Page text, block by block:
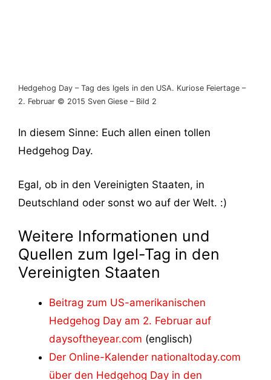
Hedgehog Day – Tag des Igels in den USA. Kuriose Feiertage –
2. Februar © 2015 Sven Giese – Bild 2
In diesem Sinne: Euch allen einen tollen
Hedgehog Day.
Egal, ob in den Vereinigten Staaten, in
Deutschland oder sonst wo auf der Welt. :)
Weitere Informationen und
Quellen zum Igel-Tag in den
Vereinigten Staaten
Beitrag zum US-amerikanischen
Hedgehog Day am 2. Februar auf
daysoftheyear.com (englisch)
Der Online-Kalender nationaltoday.com
über den Hedgehog Day in den